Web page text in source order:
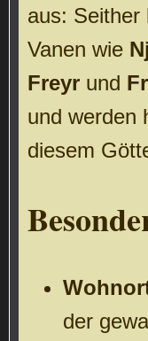
aus: Seither
Vanen wie
Freyr und
und werden
diesem
der